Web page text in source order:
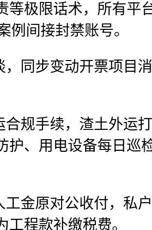
极限话术，所有平
例间接封禁账号。
同步变动开票项目
手续，渣土外运
、用电设备每日巡
原对公收付，私
程款补缴税费。